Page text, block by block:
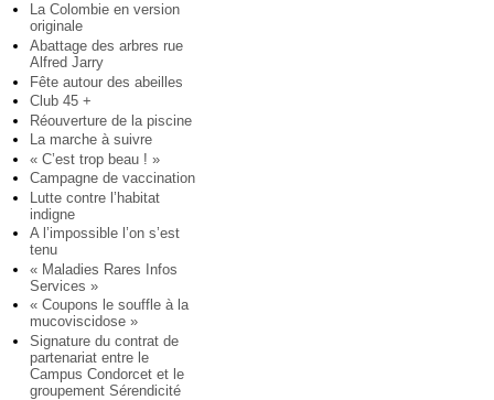
La Colombie en version
originale
Abattage des arbres rue
Alfred Jarry
Fête autour des abeilles
Club 45 +
Réouverture de la piscine
La marche à suivre
« C’est trop beau ! »
Campagne de vaccination
Lutte contre l’habitat
indigne
A l’impossible l’on s’est
tenu
« Maladies Rares Infos
Services »
« Coupons le souffle à la
mucoviscidose »
Signature du contrat de
partenariat entre le
Campus Condorcet et le
groupement Sérendicité